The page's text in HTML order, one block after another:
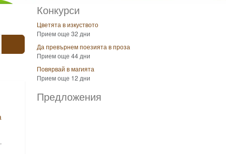
,
Конкурси
Цветята в изкуството
Прием още 32 дни
Да превърнем поезията в проза
Прием още 44 дни
Повярвай в магията
Прием още 12 дни
Предложения